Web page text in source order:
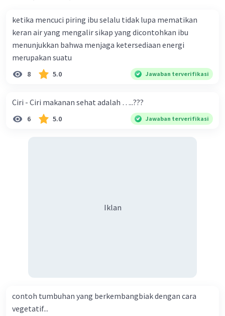
ketika mencuci piring ibu selalu tidak lupa mematikan
keran air yang mengalir sikap yang dicontohkan ibu
menunjukkan bahwa menjaga ketersediaan energi
merupakan suatu
8 5.0 Jawaban terverifikasi
Ciri - Ciri makanan sehat adalah …..???
6 5.0 Jawaban terverifikasi
Iklan
contoh tumbuhan yang berkembangbiak dengan cara
vegetatif...